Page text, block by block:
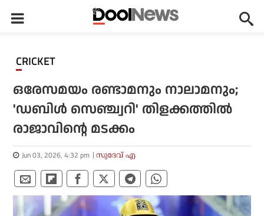
CRICKET
ഒരേസമയം രണ്ടാമനും നാലാമനും;
'ഡബിള്‍ സെഞ്ച്വറി' തിളക്കത്തില്‍
രാജാവിന്റെ മടക്കം
Jun 03, 2026, 4:32 pm സുദേവ് എ